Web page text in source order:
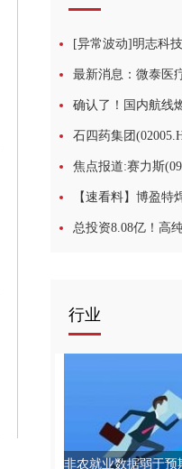
确认了！国内航线
行业